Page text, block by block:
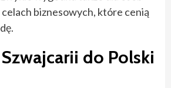
biznesowych, które cenią
do Polski